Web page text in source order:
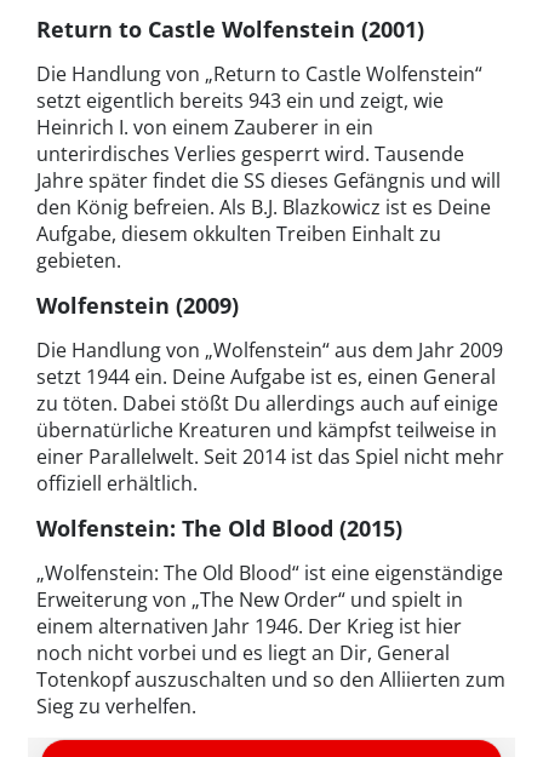
Return to Castle Wolfenstein (2001)
Die Handlung von „Return to Castle Wolfenstein“
setzt eigentlich bereits 943 ein und zeigt, wie
Heinrich I. von einem Zauberer in ein
unterirdisches Verlies gesperrt wird. Tausende
Jahre später findet die SS dieses Gefängnis und will
den König befreien. Als B.J. Blazkowicz ist es Deine
Aufgabe, diesem okkulten Treiben Einhalt zu
gebieten.
Wolfenstein (2009)
Die Handlung von „Wolfenstein“ aus dem Jahr 2009
setzt 1944 ein. Deine Aufgabe ist es, einen General
zu töten. Dabei stößt Du allerdings auch auf einige
übernatürliche Kreaturen und kämpfst teilweise in
einer Parallelwelt. Seit 2014 ist das Spiel nicht mehr
offiziell erhältlich.
Wolfenstein: The Old Blood (2015)
„Wolfenstein: The Old Blood“ ist eine eigenständige
Erweiterung von „The New Order“ und spielt in
einem alternativen Jahr 1946. Der Krieg ist hier
noch nicht vorbei und es liegt an Dir, General
Totenkopf auszuschalten und so den Alliierten zum
Sieg zu verhelfen.